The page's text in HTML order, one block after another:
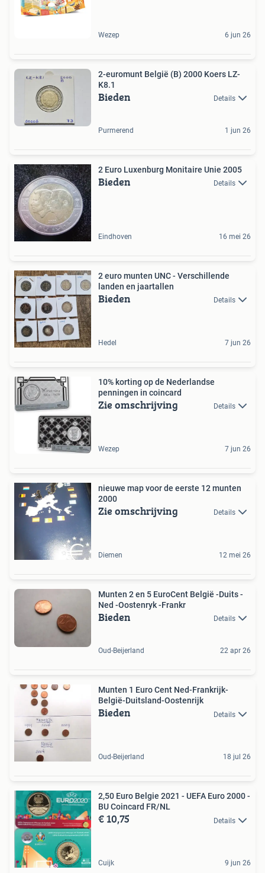
Wezep 6 jun 26
2-euromunt België (B) 2000 Koers LZ-
K8.1
Bieden Details
Purmerend 1 jun 26
2 Euro Luxenburg Monitaire Unie 2005
Bieden Details
Eindhoven 16 mei 26
2 euro munten UNC - Verschillende
landen en jaartallen
Bieden Details
Hedel 7 jun 26
10% korting op de Nederlandse
penningen in coincard
Zie omschrijving Details
Wezep 7 jun 26
nieuwe map voor de eerste 12 munten
2000
Zie omschrijving Details
Diemen 12 mei 26
Munten 2 en 5 EuroCent België -Duits -
Ned -Oostenryk -Frankr
Bieden Details
Oud-Beijerland 22 apr 26
Munten 1 Euro Cent Ned-Frankrijk-
België-Duitsland-Oostenrijk
Bieden Details
Oud-Beijerland 18 jul 26
2,50 Euro Belgie 2021 - UEFA Euro 2000 -
BU Coincard FR/NL
€ 10,75 Details
Cuijk 9 jun 26